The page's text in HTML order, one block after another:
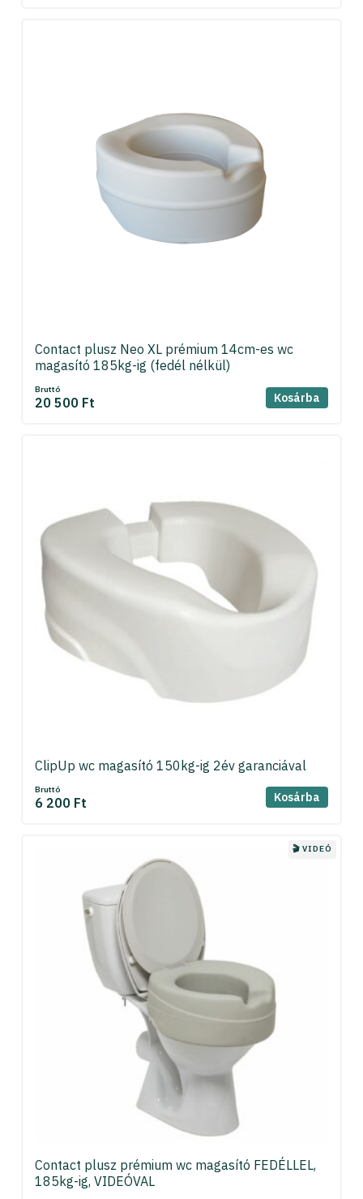
Contact plusz Neo XL prémium 14cm-es wc
magasító 185kg-ig (fedél nélkül)
Bruttó
20 500 Ft Kosárba
ClipUp wc magasító 150kg-ig 2év garanciával
Bruttó
6 200 Ft Kosárba
🎬 VIDEÓ
Contact plusz prémium wc magasító FEDÉLLEL,
185kg-ig, VIDEÓVAL